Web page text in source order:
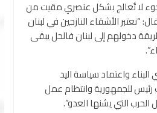
لا تُعالج بشكل عنصري مقيت من
“نعتبر الأشقاء النازحين في لبنان
دخولهم إلى لبنان فالحل يبقى
واعتماد سياسة اليد
للجمهورية وانتظام عمل
التي يشنها العدو”.